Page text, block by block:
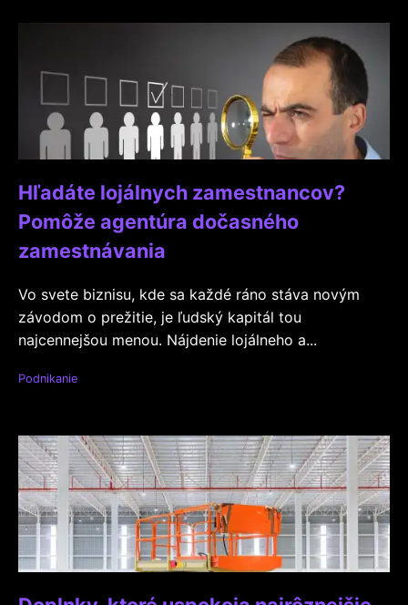
Hľadáte lojálnych zamestnancov?
Pomôže agentúra dočasného
zamestnávania
Vo svete biznisu, kde sa každé ráno stáva novým
závodom o prežitie, je ľudský kapitál tou
najcennejšou menou. Nájdenie lojálneho a...
Podnikanie